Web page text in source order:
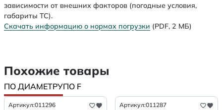
зависимости от внешних факторов (погодные условия,
габариты ТС).
Скачать информацию о нормах погрузки (PDF, 2 МБ)
Похожие товары
ПО ДИАМЕТРУПО F
Артикул:011296 Артикул:011287